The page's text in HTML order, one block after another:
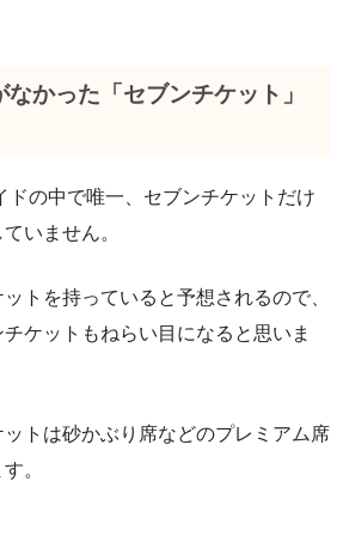
なかった「セブンチケット」
ドの中で唯一、セブンチケットだけ
いません。
トを持っていると予想されるので、
ケットもねらい目になると思いま
トは砂かぶり席などのプレミアム席
。